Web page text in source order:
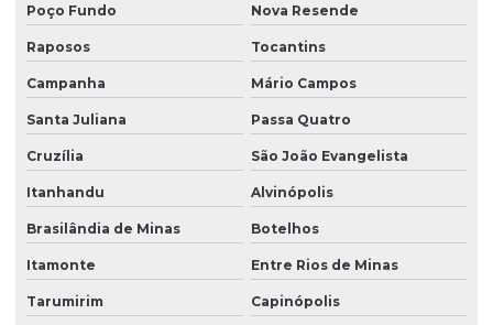
Poço Fundo Nova Resende
Raposos Tocantins
Campanha Mário Campos
Santa Juliana Passa Quatro
Cruzília São João Evangelista
Itanhandu Alvinópolis
Brasilândia de Minas Botelhos
Itamonte Entre Rios de Minas
Tarumirim Capinópolis